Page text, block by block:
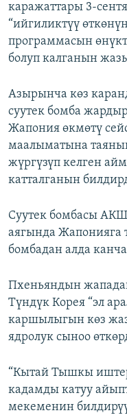
каражаттары 3-
“ийгиликтүү
программасын
болуп калганын
Азырынча көз
суутек бомба
Жапония өкмөтү
маалыматына
жүргүзүп келген
катталганын
Суутек бомбасы
аягында Жапонияга
бомбадан алда канча
Пхеньяндын
Түндүк Корея “эл
каршылыгын көз
ядролук сыноо
“Кытай Тышкы
кадамды катуу
мекеменин